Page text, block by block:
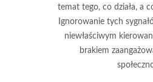
temat tego, co działa, a
Ignorowanie tych
niewłaściwym
brakiem